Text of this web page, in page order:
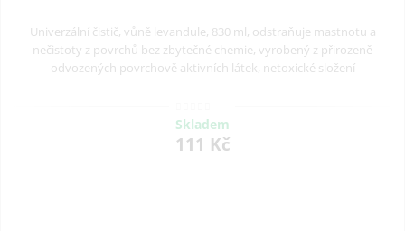
Univerzální čistič, vůně levandule, 830 ml, odstraňuje mastnotu a
nečistoty z povrchů bez zbytečné chemie, vyrobený z přirozeně
odvozených povrchově aktivních látek, netoxické složení
Skladem
111 Kč